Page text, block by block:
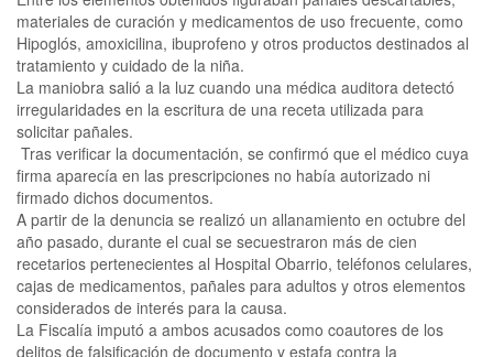
materiales de curación y medicamentos de uso frecuente, como
Hipoglós, amoxicilina, ibuprofeno y otros productos destinados al
tratamiento y cuidado de la niña.
La maniobra salió a la luz cuando una médica auditora detectó
irregularidades en la escritura de una receta utilizada para
solicitar pañales.
Tras verificar la documentación, se confirmó que el médico cuya
firma aparecía en las prescripciones no había autorizado ni
firmado dichos documentos.
A partir de la denuncia se realizó un allanamiento en octubre del
año pasado, durante el cual se secuestraron más de cien
recetarios pertenecientes al Hospital Obarrio, teléfonos celulares,
cajas de medicamentos, pañales para adultos y otros elementos
considerados de interés para la causa.
La Fiscalía imputó a ambos acusados como coautores de los
delitos de falsificación de documento y estafa contra la